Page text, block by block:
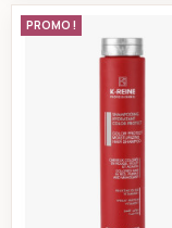
k-
PROMO !